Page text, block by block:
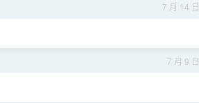
7 月 14 日
7 月 9 日